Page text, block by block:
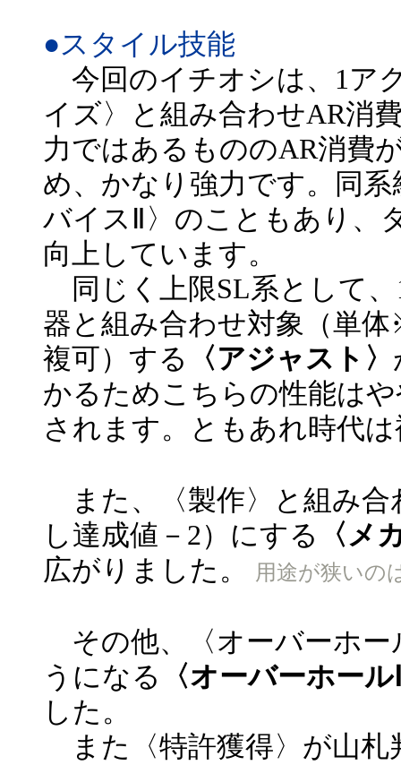
●スタイル技能
今回のイチオシは、1ア
イズ〉と組み合わせAR消
力ではあるもののAR消費
め、かなり強力です。同
バイスⅡ〉のこともあり、
向上しています。
同じく上限SL系として、
器と組み合わせ対象（単
複可）する
〈アジャスト〉
かるためこちらの性能は
されます。ともあれ時代
また、〈製作〉と組み合
し達成値－2）にする
〈メ
広がりました。
用途が狭いの
その他、〈オーバーホー
うになる
〈オーバーホール
した。
また〈特許獲得〉が山札